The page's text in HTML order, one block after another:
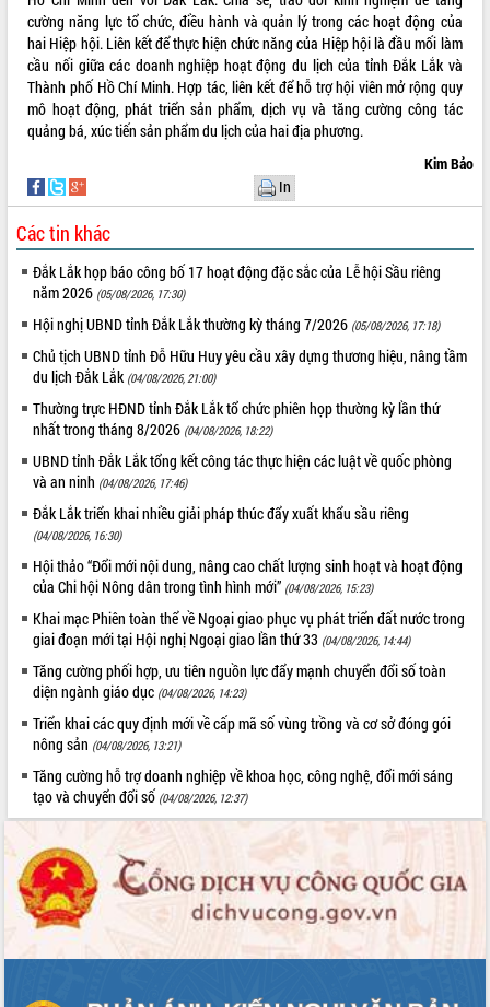
cường năng lực tổ chức, điều hành và quản lý trong các hoạt động của
hai Hiệp hội. Liên kết để thực hiện chức năng của Hiệp hội là đầu mối làm
cầu nối giữa các doanh nghiệp hoạt động du lịch của tỉnh Đắk Lắk và
Thành phố Hồ Chí Minh. Hợp tác, liên kết để hỗ trợ hội viên mở rộng quy
mô hoạt động, phát triển sản phẩm, dịch vụ và tăng cường công tác
quảng bá, xúc tiến sản phẩm du lịch của hai địa phương.
Kim Bảo
In
Các tin khác
Đắk Lắk họp báo công bố 17 hoạt động đặc sắc của Lễ hội Sầu riêng
năm 2026 (05/08/2026, 17:30)
Hội nghị UBND tỉnh Đắk Lắk thường kỳ tháng 7/2026 (05/08/2026, 17:18)
Chủ tịch UBND tỉnh Đỗ Hữu Huy yêu cầu xây dựng thương hiệu, nâng tầm
du lịch Đắk Lắk (04/08/2026, 21:00)
Thường trực HĐND tỉnh Đắk Lắk tổ chức phiên họp thường kỳ lần thứ
nhất trong tháng 8/2026 (04/08/2026, 18:22)
UBND tỉnh Đắk Lắk tổng kết công tác thực hiện các luật về quốc phòng
và an ninh (04/08/2026, 17:46)
Đắk Lắk triển khai nhiều giải pháp thúc đẩy xuất khẩu sầu riêng
(04/08/2026, 16:30)
Hội thảo “Đổi mới nội dung, nâng cao chất lượng sinh hoạt và hoạt động
của Chi hội Nông dân trong tình hình mới” (04/08/2026, 15:23)
Khai mạc Phiên toàn thể về Ngoại giao phục vụ phát triển đất nước trong
giai đoạn mới tại Hội nghị Ngoại giao lần thứ 33 (04/08/2026, 14:44)
Tăng cường phối hợp, ưu tiên nguồn lực đẩy mạnh chuyển đổi số toàn
diện ngành giáo dục (04/08/2026, 14:23)
Triển khai các quy định mới về cấp mã số vùng trồng và cơ sở đóng gói
nông sản (04/08/2026, 13:21)
Tăng cường hỗ trợ doanh nghiệp về khoa học, công nghệ, đổi mới sáng
tạo và chuyển đổi số (04/08/2026, 12:37)